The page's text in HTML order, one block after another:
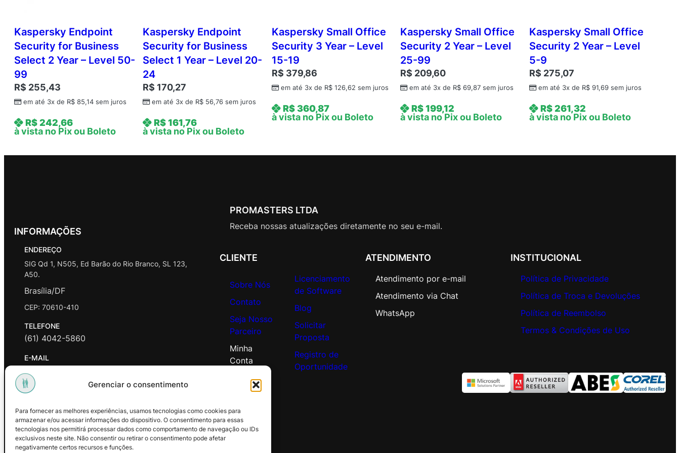
Gerenciar o consentimento
Para fornecer as melhores experiências, usamos tecnologias como cookies para
armazenar e/ou acessar informações do dispositivo. O consentimento para essas
tecnologias nos permitirá processar dados como comportamento de navegação ou IDs
exclusivos neste site. Não consentir ou retirar o consentimento pode afetar
negativamente certos recursos e funções.
e
s
s
A
d
a
n
d
a
–
Kaspersky Endpoint
Security for Business
Select 2 Year – Level 50-
99
R$ 255,43
em até 3x de R$ 85,14 sem juros
R$242,66
à vista no Pix ou Boleto
Kaspersky Endpoint
Security for Business
Select 1 Year – Level 20-
24
R$ 170,27
em até 3x de R$ 56,76 sem juros
R$161,76
à vista no Pix ou Boleto
Kaspersky Small Office
Security 3 Year – Level
15-19
R$ 379,86
em até 3x de R$126,62 sem juros
R$360,87
à vista no Pix ou Boleto
Kaspersky Small Office
Security 2 Year – Level
25-99
R$ 209,60
em até 3x de R$ 69,87 sem juros
R$199,12
à vista no Pix ou Boleto
Kaspersky Small Office
Security 2 Year – Level
5-9
R$ 275,07
em até 3x de R$91,69sem juros
R$261,32
à vista no Pix ou Boleto
INFORMAÇÕES
ENDEREÇO
SIG Qd 1, N505, Ed Barão do Rio Branco, SL 123,
A50.
Brasília/DF
CEP: 70610-410
TELEFONE
(61) 4042-5860
E-MAIL
contato@promasters.net.br
HORÁRIO DE ATENDIMENTO
Facebook Instagram Youtube
PROMASTERS LTDA
Receba nossas atualizações diretamente no seu e-mail.
CLIENTE
Sobre Nós
Contato
Seja Nosso
Parceiro
Minha
Conta
Licenciamento
de Software
Blog
Solicitar
Proposta
Registro de
Oportunidade
ATENDIMENTO
Atendimento por e-mail
Atendimento via Chat
WhatsApp
INSTITUCIONAL
Política de Privacidade
Política de Troca e Devoluções
Política de Reembolso
Termos & Condições de Uso